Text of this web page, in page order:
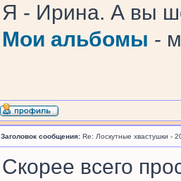
Я - Ирина. А вы
Мои альбомы -
Заголовок сообщения: Re: Лоскутные хвастушки -
Скорее всего